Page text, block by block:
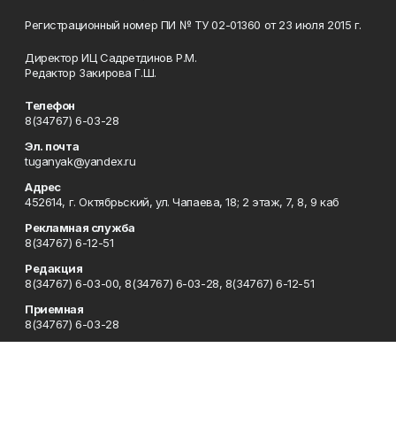
Регистрационный номер ПИ № ТУ 02-01360 от 23 июля 2015 г.
Директор ИЦ Садретдинов Р.М.
Редактор Закирова Г.Ш.
Телефон
8(34767) 6-03-28
Эл. почта
tuganyak@yandex.ru
Адрес
452614, г. Октябрьский, ул. Чапаева, 18; 2 этаж, 7, 8, 9 каб
Рекламная служба
8(34767) 6-12-51
Редакция
8(34767) 6-03-00, 8(34767) 6-03-28, 8(34767) 6-12-51
Приемная
8(34767) 6-03-28